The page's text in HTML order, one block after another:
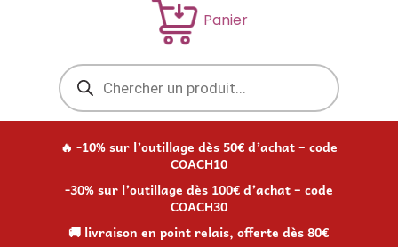
Panier
Recherche
de
produits
🔥 -10% sur l’outillage dès 50€ d’achat – code
COACH10
-30% sur l’outillage dès 100€ d’achat – code
COACH30
🚚 livraison en point relais, offerte dès 80€